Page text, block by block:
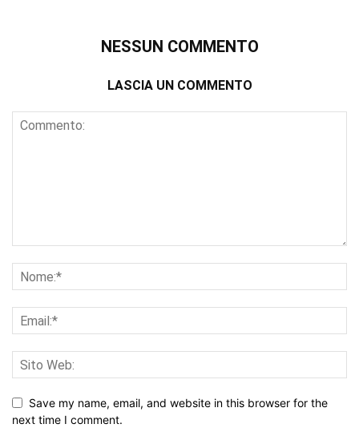
NESSUN COMMENTO
LASCIA UN COMMENTO
Save my name, email, and website in this browser for the
next time I comment.